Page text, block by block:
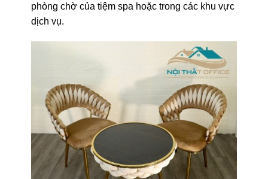
phòng chờ của tiệm spa hoặc trong các khu vực
dịch vụ.